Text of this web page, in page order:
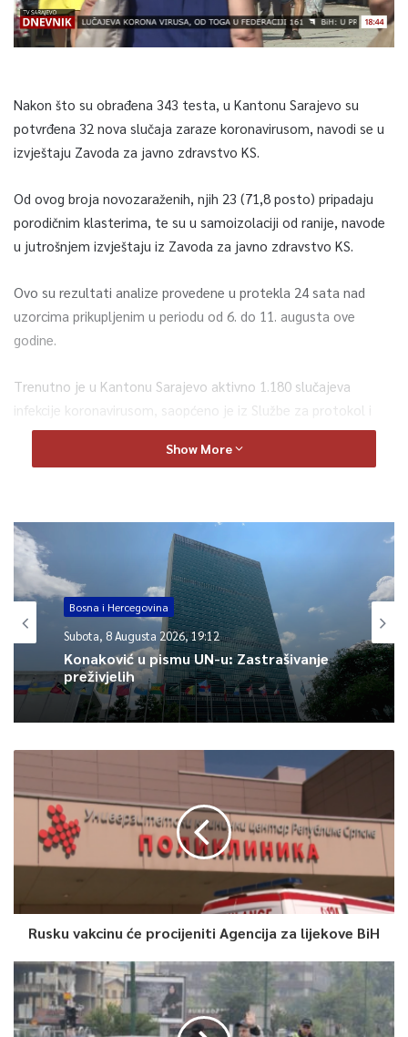
Nakon što su obrađena 343 testa, u Kantonu Sarajevo su
potvrđena 32 nova slučaja zaraze koronavirusom, navodi se u
izvještaju Zavoda za javno zdravstvo KS.
Od ovog broja novozaraženih, njih 23 (71,8 posto) pripadaju
porodičnim klasterima, te su u samoizolaciji od ranije, navode
u jutrošnjem izvještaju iz Zavoda za javno zdravstvo KS.
Ovo su rezultati analize provedene u protekla 24 sata nad
uzorcima prikupljenim u periodu od 6. do 11. augusta ove
godine.
Trenutno je u Kantonu Sarajevo aktivno 1.180 slučajeva
infekcije koronavirusom, saopćeno je iz Službe za protokol i
press KS.
koristi potporu respiratora pri disanju. Tokom jučerašnjeg dana
evidentiran je oporavak 87 osoba, ali nažalost i smrt dvije
osobe od posljedica zaraze koronavirusom. Sa bolničkog
liječenja jučer je otpušteno 13 osoba ”, navedeno je također u
izvještaju Zavoda.
0
Article Rating
Show More
Bosna i Hercegovina
Subota, 8 Augusta 2026, 19:12
Konaković u pismu UN-u: Zastrašivanje
preživjelih
Rusku vakcinu će procijeniti Agencija za lijekove BiH